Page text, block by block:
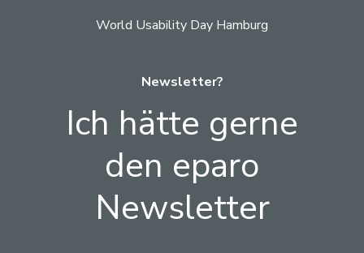
World Usability Day Hamburg
Newsletter?
Ich hätte gerne
den eparo
Newsletter